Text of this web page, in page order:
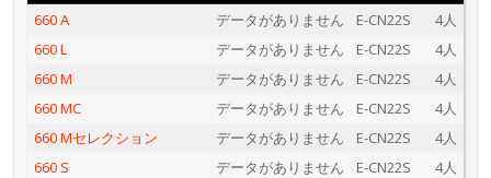
660 A データがありません E-CN22S
4人
660 L
データがありません E-CN22S
4人
660 M
データがありません E-CN22S
4人
660 MC
データがありません E-CN22S
4人
660 Mセレクション
データがありません E-CN22S
4人
660 S
データがありません E-CN22S
4人